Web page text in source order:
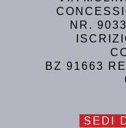
NR.
BZ 91663
SEDI